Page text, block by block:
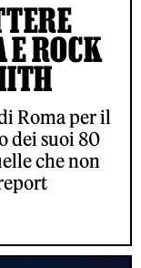
E ROCK
Roma per il
dei suoi 80
che non